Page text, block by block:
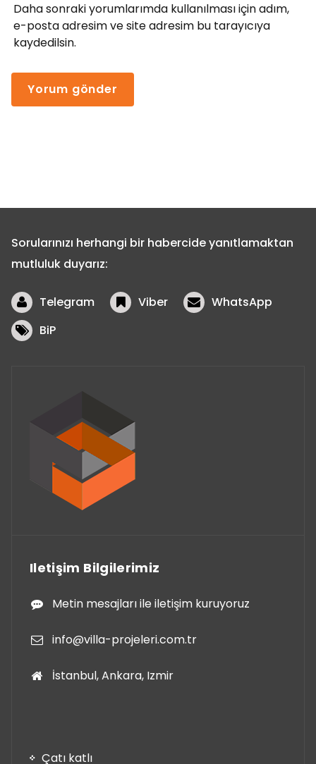
Daha sonraki yorumlarımda kullanılması için adım,
e-posta adresim ve site adresim bu tarayıcıya
kaydedilsin.
Sorularınızı herhangi bir habercide yanıtlamaktan
mutluluk duyarız:
Telegram Viber
WhatsApp
BiP
Iletişim Bilgilerimiz
Metin mesajları ile iletişim kuruyoruz
info@villa-projeleri.com.tr
İstanbul, Ankara, Izmir
Çatı katlı